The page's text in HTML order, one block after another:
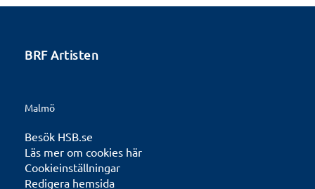
BRF Artisten
Malmö
Besök HSB.se
Läs mer om cookies här
Cookieinställningar
Redigera hemsida